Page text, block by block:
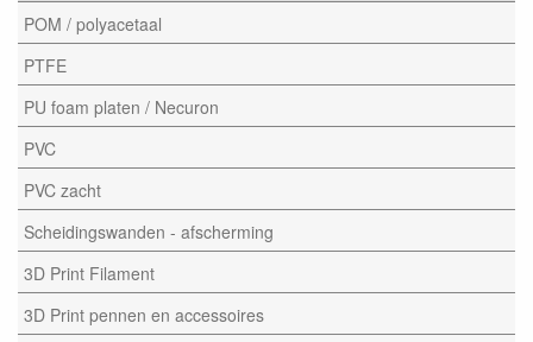
POM / polyacetaal
PTFE
PU foam platen / Necuron
PVC
PVC zacht
Scheidingswanden - afscherming
3D Print Filament
3D Print pennen en accessoires